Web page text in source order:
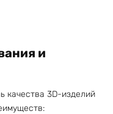
и
качества 3D-изделий